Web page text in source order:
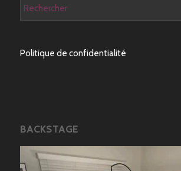
Politique de confidentialité
BACKSTAGE